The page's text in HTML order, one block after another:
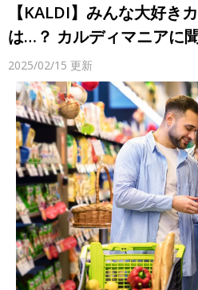
【KALDI】みんな大好き
は…？ カルディマニアに
2025/02/15 更新